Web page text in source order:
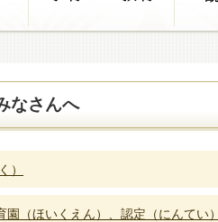
なさんへ
）
園（ほいくえん）、認定（にんてい